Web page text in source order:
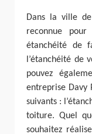
Dans la ville
reconnue
étanchéité de
l’étanchéité de
pouvez
entreprise Davy
suivants :
toiture. Quel
souhaitez